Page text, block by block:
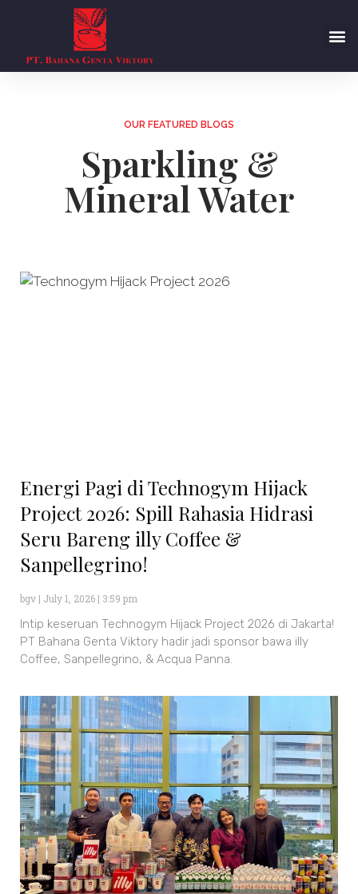
OUR FEATURED BLOGS
Sparkling &
Mineral Water
Energi Pagi di Technogym Hijack
Project 2026: Spill Rahasia Hidrasi
Seru Bareng illy Coffee &
Sanpellegrino!
bgv July 1, 2026 3:59 pm
Intip keseruan Technogym Hijack Project 2026 di Jakarta!
PT Bahana Genta Viktory hadir jadi sponsor bawa illy
Coffee, Sanpellegrino, & Acqua Panna.